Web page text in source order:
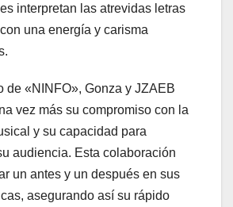
interpretan las atrevidas letras
una energía y carisma
de «NINFO», Gonza y JZAEB
vez más su compromiso con la
y su capacidad para
audiencia. Esta colaboración
un antes y un después en sus
asegurando así su rápido